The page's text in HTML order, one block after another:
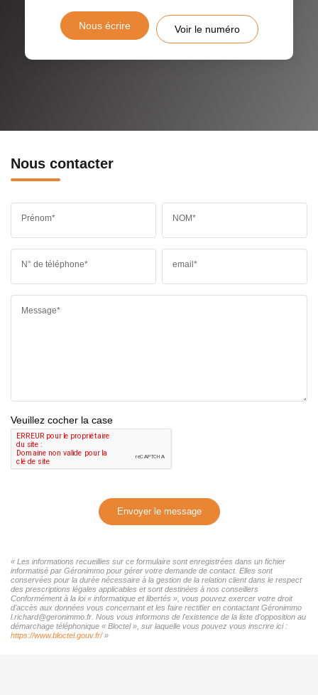
Nous écrire Voir le numéro
Nous contacter
Prénom* NOM*
N° de téléphone* email*
Message*
Veuillez cocher la case
Envoyer le message
« Les informations recueillies sur ce formulaire sont enregistrées dans un fichier
informatisé par Géronimmo pour gérer votre demande de contact. Elles sont
conservées pour la durée nécessaire à la gestion de la relation client dans le respect
des prescriptions légales applicables et sont destinées à nos conseillers
Conformément à la loi « informatique et libertés », vous pouvez exercer votre droit
d'accès aux données vous concernant et les faire rectifier en contactant Géronimmo
l.richard@geronimmo.fr. Nous vous informons de l'existence de la liste d'opposition au
démarchage téléphonique « Bloctel », sur laquelle vous pouvez vous inscrire ici :
https://www.bloctel.gouv.fr/»